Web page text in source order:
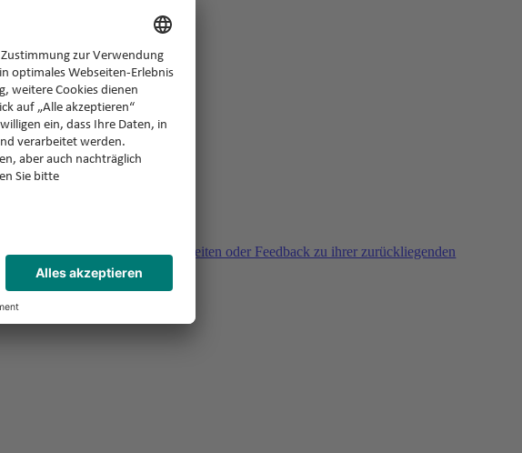
Sie haben Fragen, Unklarheiten oder Feedback zu ihrer zurückliegenden
Buchung?